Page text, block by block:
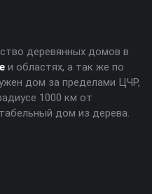
деревянных домов в
и областях, а так же по
дом за пределами ЦЧР,
1000 км от
дом из дерева.